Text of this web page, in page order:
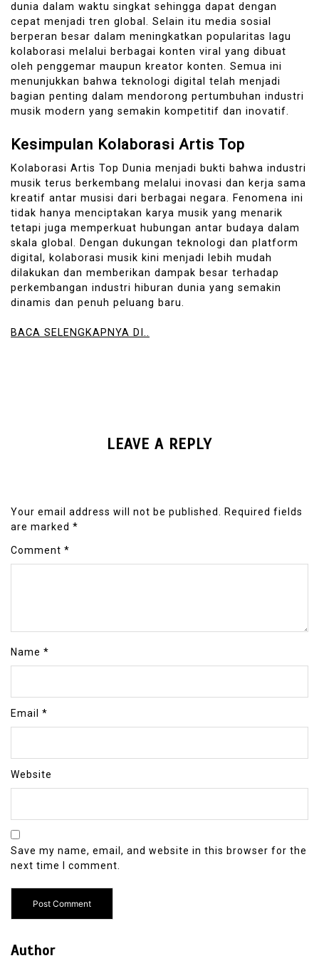
dunia dalam waktu singkat sehingga dapat dengan
cepat menjadi tren global. Selain itu media sosial
berperan besar dalam meningkatkan popularitas lagu
kolaborasi melalui berbagai konten viral yang dibuat
oleh penggemar maupun kreator konten. Semua ini
menunjukkan bahwa teknologi digital telah menjadi
bagian penting dalam mendorong pertumbuhan industri
musik modern yang semakin kompetitif dan inovatif.
Kesimpulan Kolaborasi Artis Top
Kolaborasi Artis Top Dunia menjadi bukti bahwa industri
musik terus berkembang melalui inovasi dan kerja sama
kreatif antar musisi dari berbagai negara. Fenomena ini
tidak hanya menciptakan karya musik yang menarik
tetapi juga memperkuat hubungan antar budaya dalam
skala global. Dengan dukungan teknologi dan platform
digital, kolaborasi musik kini menjadi lebih mudah
dilakukan dan memberikan dampak besar terhadap
perkembangan industri hiburan dunia yang semakin
dinamis dan penuh peluang baru.
BACA SELENGKAPNYA DI..
LEAVE A REPLY
Your email address will not be published.
Required fields
are marked *
Comment *
Name *
Email *
Website
Save my name, email, and website in this browser for the
next time I comment.
Author